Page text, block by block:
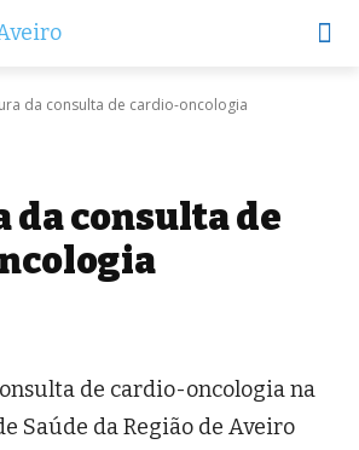
da consulta de cardio-oncologia
da consulta de
de cardio-oncologia na
Saúde da Região de Aveiro